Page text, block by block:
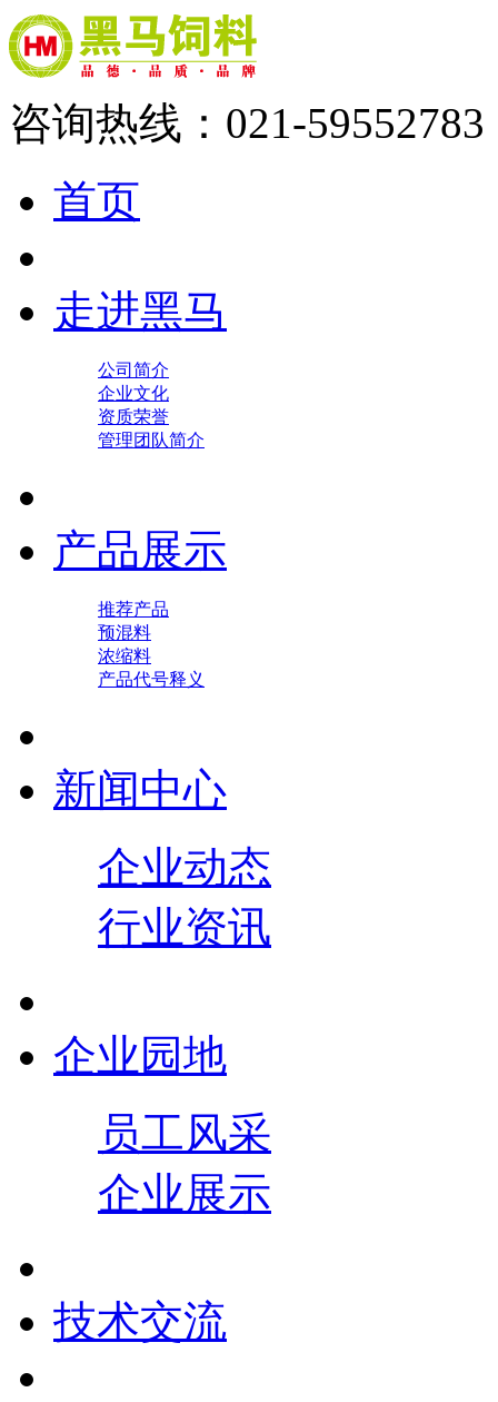
咨询热线：021-59552783
首页
走进黑马
公司简介
企业文化
资质荣誉
管理团队简介
产品展示
推荐产品
预混料
浓缩料
产品代号释义
新闻中心
企业动态
行业资讯
企业园地
员工风采
企业展示
技术交流